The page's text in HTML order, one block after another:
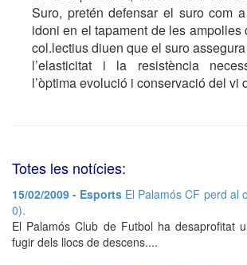
Suro, pretén defensar el suro com
idoni en el tapament de les ampolles
col.lectius diuen que el suro
l’elasticitat i la resistència
l’òptima evolució i conservació del vi
Totes les notícies:
15/02/2009 - Esports El Palamós CF perd al
0).
El Palamós Club de Futbol ha desaprofitat
fugir dels llocs de descens....